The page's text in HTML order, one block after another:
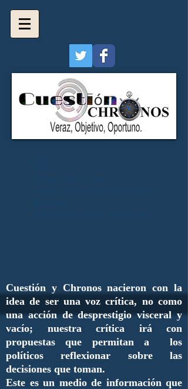
Cuestión y Chronos nacieron con la
idea de ser una voz crítica, no como
una acción de desprestigio visceral y
vacío; nuestra crítica irá con
propuestas que permitan a los
políticos reflexionar sobre las
decisiones que toman.
Este es un medio de información que